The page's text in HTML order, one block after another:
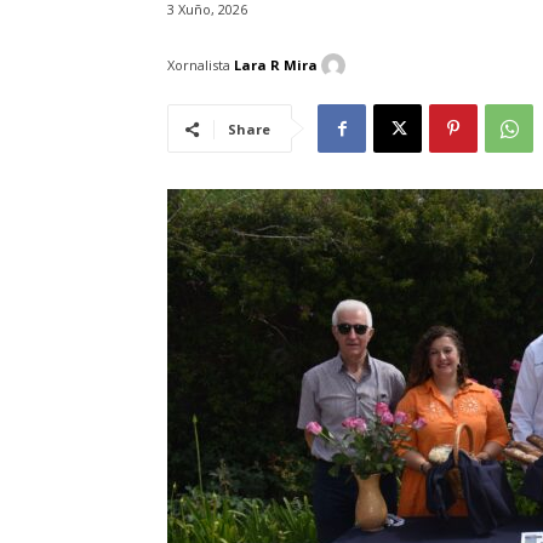
3 Xuño, 2026
Xornalista Lara R Mira
Share